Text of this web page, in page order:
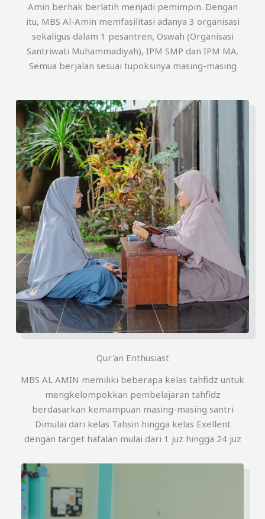
Amin berhak berlatih menjadi pemimpin. Dengan
itu, MBS Al-Amin memfasilitasi adanya 3 organisasi
sekaligus dalam 1 pesantren, Oswah (Organisasi
Santriwati Muhammadiyah), IPM SMP dan IPM MA.
Semua berjalan sesuai tupoksinya masing-masing
Qur'an Enthusiast
MBS AL AMIN memiliki beberapa kelas tahfidz untuk
mengkelompokkan pembelajaran tahfidz
berdasarkan kemampuan masing-masing santri
Dimulai dari kelas Tahsin hingga kelas Exellent
dengan target hafalan mulai dari 1 juz hingga 24 juz